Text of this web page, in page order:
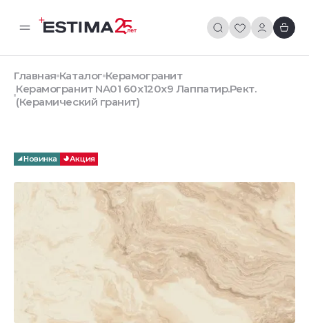
Главная Каталог Керамогранит
Керамогранит NA01 60x120x9 Лаппатир.Рект.
(Керамический гранит)
Новинка Акция